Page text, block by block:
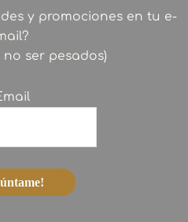
y promociones en tu e-
no ser pesados)